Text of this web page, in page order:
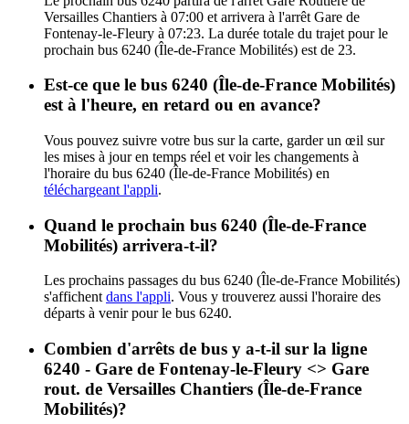
Versailles Chantiers à 07:00 et arrivera à l'arrêt Gare de
Fontenay-le-Fleury à 07:23. La durée totale du trajet pour le
prochain bus 6240 (Île-de-France Mobilités) est de 23.
Est-ce que le bus 6240 (Île-de-France Mobilités)
est à l'heure, en retard ou en avance?
Vous pouvez suivre votre bus sur la carte, garder un œil sur
les mises à jour en temps réel et voir les changements à
l'horaire du bus 6240 (Île-de-France Mobilités) en
téléchargeant l'appli.
Quand le prochain bus 6240 (Île-de-France
Mobilités) arrivera-t-il?
Les prochains passages du bus 6240 (Île-de-France Mobilités)
s'affichent dans l'appli. Vous y trouverez aussi l'horaire des
départs à venir pour le bus 6240.
Combien d'arrêts de bus y a-t-il sur la ligne
6240 - Gare de Fontenay-le-Fleury <>︎ Gare
rout. de Versailles Chantiers (Île-de-France
Mobilités)?